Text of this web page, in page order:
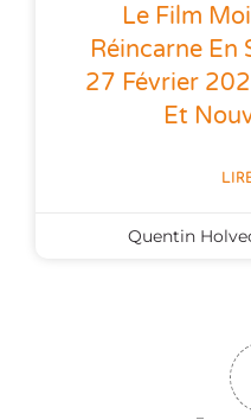
Le Film
Réincarne En
27 Février
Et
Quentin